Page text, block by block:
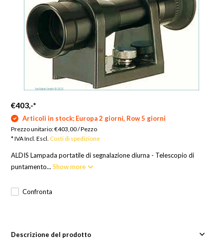
€403,-*
Articoli in stock; Europa 2 giorni, Row 5 giorni
Prezzo unitario:€403,00/Pezzo
* IVA Incl. Escl.Costi di spedizione
ALDIS Lampada portatile di segnalazione diurna - Telescopio di
puntamento...Show more
Confronta
Descrizione del prodotto